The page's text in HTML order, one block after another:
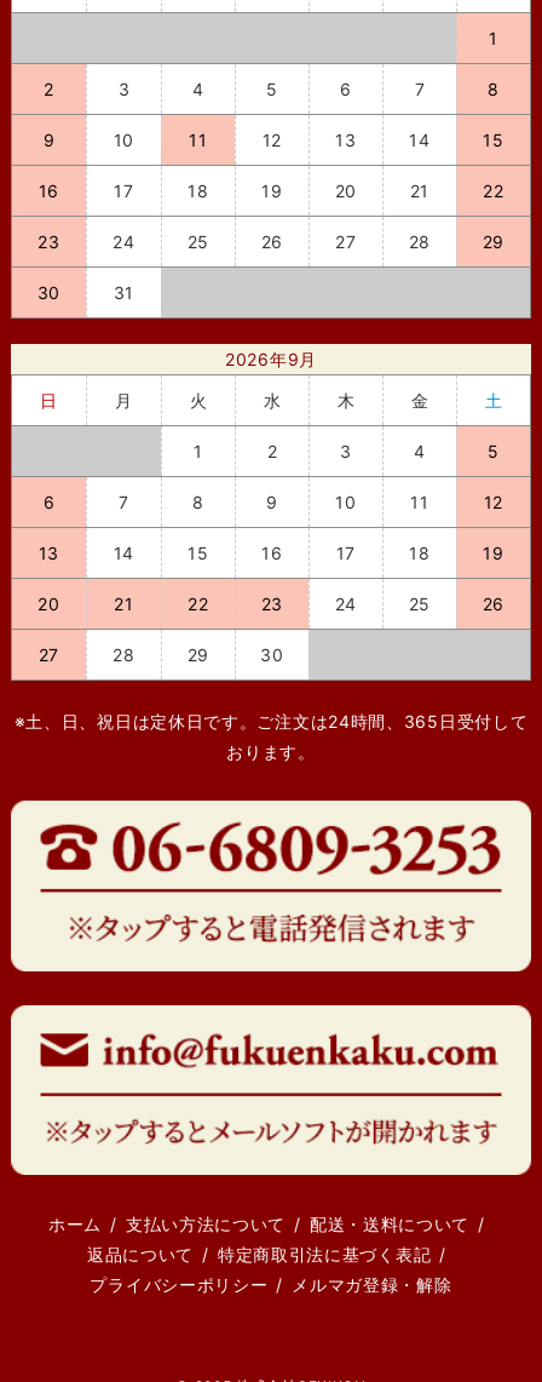
1
2 3 4 5 6 7 8
9 10 11 12 13 14 15
16 17 18 19 20 21 22
23 24 25 26 27 28 29
30 31
2026年9月
日
月 火 水 木 金 土
1 2 3 4 5
6 7 8 9 10 11 12
13 14 15 16 17 18 19
20 21 22 23 24 25 26
27 28 29 30
※土、日、祝日は定休日です。ご注文は24時間、365日受付して
おります。
ホーム 支払い方法について
配送・送料について
返品について
特定商取引法に基づく表記
プライバシーポリシー
メルマガ登録・解除